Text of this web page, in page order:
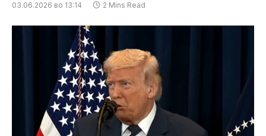
03.06.2026 во 13:14 2 Mins Read